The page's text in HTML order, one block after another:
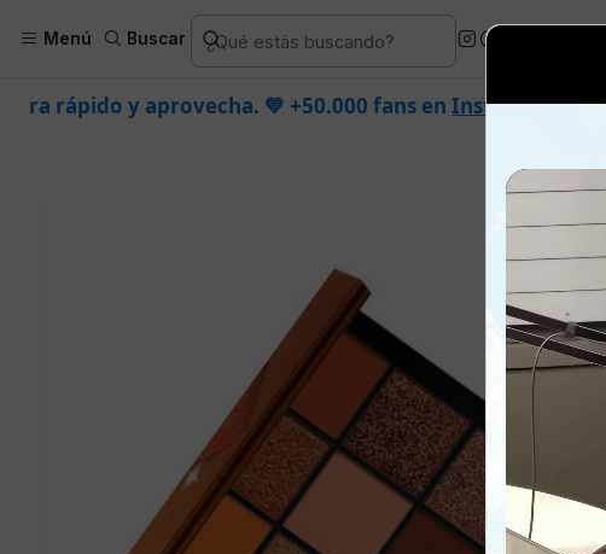
Menú Buscar
Más categorías
💙 +50.000 fans enInstagramconfían en nosotros.